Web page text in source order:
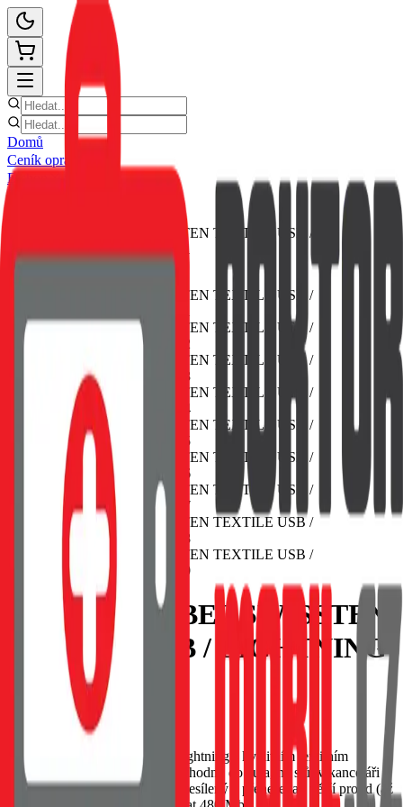
Domů
Ceník oprav
E-shop
Novinky
DATOVÝ KABEL SWISSTEN
TEXTILE USB / LIGHTNING
1,2 M ČERNÝ
8595217455634
Datový kabel Swissten USB/Lightning s kvalitním textilním
opletením. Díky délce 1,2m je vhodný do auta, na stůl v kanceláři
nebo na noční stolek. Kabel je zesílený a přenese tak větší proud (až